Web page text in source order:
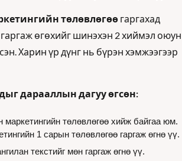
төлөвлөгөө гаргахад
өгөхийг шинэхэн 2 хиймэл оюун
дарааллын дагуу өгсөн:
маркетингийн төлөвлөгөө хийж байгаа юм.
1 сарын төлөвлөгөө гаргаж өгнө үү.
текстийг мөн гаргаж өгнө үү.